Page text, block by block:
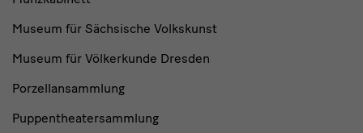
Museum für Sächsische Volkskunst
Museum für Völkerkunde Dresden
Porzellansammlung
Puppentheatersammlung